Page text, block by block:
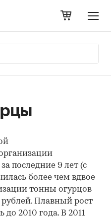
последние 9 лет (с
более чем вдвое
тонны огурцов
Плавный рост
2010 года. В 2011